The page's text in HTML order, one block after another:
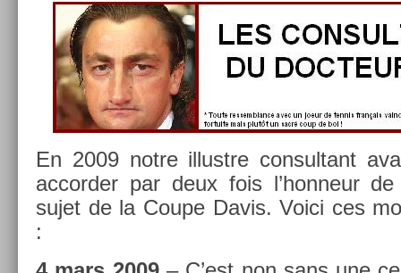
En 2009 notre il­lustre con­sul­tant
ac­cord­er par deux fois l’hon­neur
sujet de la Coupe Davis. Voici ces
: